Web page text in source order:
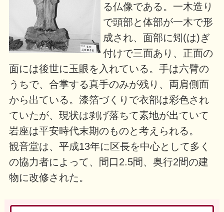
る仏像である。一木造り
で頭部と体部が一木で形
成され、面部に矧(は)ぎ
付けで三面あり、正面の
面には後世に玉眼を入れている。手は六臂の
うちで、合掌する真手のみが残り、両肩側面
から出ている。漆箔づくりで衣部は彩色され
ていたが、現状は剥げ落ちて素地が出ていて
岩座は平安時代末期のものと考えられる。
観音堂は、平成13年に区長を中心として多く
の協力者によって、間口2.5間、奥行2間の建
物に改修された。